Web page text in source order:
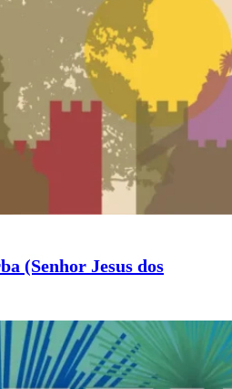
(Senhor Jesus dos